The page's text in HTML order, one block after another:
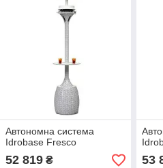
Автономна система
Idrobase Fresco
52 819₴ 53